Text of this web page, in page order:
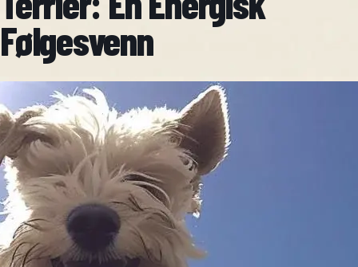
Følgesvenn